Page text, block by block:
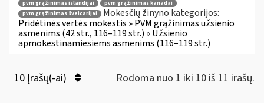
pvm grąžinimas islandijai
pvm grąžinimas kanadai
pvm grąžinimas šveicarijai
Mokesčių žinyno kategorijos:
Pridėtinės vertės mokestis » PVM grąžinimas užsienio
asmenims (42 str., 116–119 str.) » Užsienio
apmokestinamiesiems asmenims (116–119 str.)
10 Įrašų(-ai) Rodoma nuo 1 iki 10 iš 11 irašų.